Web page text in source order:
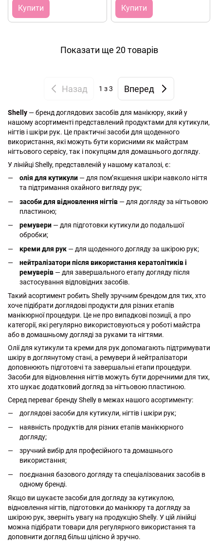
Купити Купити
Показати ще 20 товарів
Назад 1 з 3 Вперед
Shelly — бренд доглядових засобів для манікюру, який у
нашому асортименті представлений продуктами для кутикули,
нігтів і шкіри рук. Це практичні засоби для щоденного
використання, які можуть бути корисними як майстрам
нігтьового сервісу, так і покупцям для домашнього догляду.
У лінійці Shelly, представленій у нашому каталозі, є:
олія для кутикули — для пом’якшення шкіри навколо нігтя
та підтримання охайного вигляду рук;
засоби для відновлення нігтів — для догляду за нігтьовою
пластиною;
ремувери — для підготовки кутикули до подальшої
обробки;
креми для рук — для щоденного догляду за шкірою рук;
нейтралізатори після використання кератолітиків і
ремуверів — для завершального етапу догляду після
застосування відповідних засобів.
Такий асортимент робить Shelly зручним брендом для тих, хто
хоче підібрати доглядові продукти для різних етапів
манікюрної процедури. Це не про випадкові позиції, а про
категорії, які регулярно використовуються у роботі майстра
або в домашньому догляді за руками та нігтями.
Олії для кутикули та креми для рук допомагають підтримувати
шкіру в доглянутому стані, а ремувери й нейтралізатори
доповнюють підготовчі та завершальні етапи процедури.
Засоби для відновлення нігтів можуть бути доречними для тих,
хто шукає додатковий догляд за нігтьовою пластиною.
Серед переваг бренду Shelly в межах нашого асортименту:
доглядові засоби для кутикули, нігтів і шкіри рук;
наявність продуктів для різних етапів манікюрного
догляду;
зручний вибір для професійного та домашнього
використання;
поєднання базового догляду та спеціалізованих засобів в
одному бренді.
Якщо ви шукаєте засоби для догляду за кутикулою,
відновлення нігтів, підготовки до манікюру та догляду за
шкірою рук, зверніть увагу на продукцію Shelly. У цій лінійці
можна підібрати товари для регулярного використання та
доповнити догляд більш цілісно й зручно.